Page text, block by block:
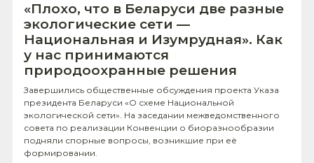
«Плохо, что в Беларуси две разные
экологические сети —
Национальная и Изумрудная». Как
у нас принимаются
природоохранные решения
Завершились общественные обсуждения проекта Указа
президента Беларуси «О схеме Национальной
экологической сети». На заседании межведомственного
совета по реализации Конвенции о биоразнообразии
подняли спорные вопросы, возникшие при её
формировании.